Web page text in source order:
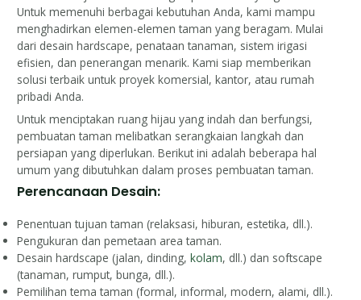
Untuk memenuhi berbagai kebutuhan Anda, kami mampu
menghadirkan elemen-elemen taman yang beragam. Mulai
dari desain hardscape, penataan tanaman, sistem irigasi
efisien, dan penerangan menarik. Kami siap memberikan
solusi terbaik untuk proyek komersial, kantor, atau rumah
pribadi Anda.
Untuk menciptakan ruang hijau yang indah dan berfungsi,
pembuatan taman melibatkan serangkaian langkah dan
persiapan yang diperlukan. Berikut ini adalah beberapa hal
umum yang dibutuhkan dalam proses pembuatan taman.
Perencanaan Desain:
Penentuan tujuan taman (relaksasi, hiburan, estetika, dll.).
Pengukuran dan pemetaan area taman.
Desain hardscape (jalan, dinding,kolam, dll.) dan softscape
(tanaman, rumput, bunga, dll.).
Pemilihan tema taman (formal, informal, modern, alami, dll.).